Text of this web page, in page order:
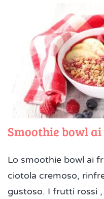
Smoothie bowl
Lo smoothie bowl ai
ciotola cremoso,
gustoso. I frutti rossi